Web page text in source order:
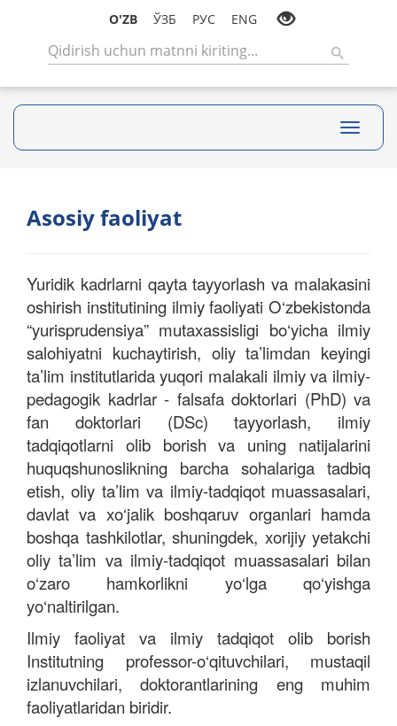
O'ZB ЎЗБ РУС ENG
Toggle
Asosiy faoliyat
Yuridik kadrlarni qayta tayyorlash va malakasini
oshirish institutining ilmiy faoliyati O‘zbekistonda
“yurisprudensiya” mutaxassisligi bo‘yicha ilmiy
salohiyatni kuchaytirish, oliy ta’limdan keyingi
ta’lim institutlarida yuqori malakali ilmiy va ilmiy-
pedagogik kadrlar - falsafa doktorlari (PhD) va
fan doktorlari (DSc) tayyorlash, ilmiy
tadqiqotlarni olib borish va uning natijalarini
huquqshunoslikning barcha sohalariga tadbiq
etish, oliy ta’lim va ilmiy-tadqiqot muassasalari,
davlat va xo‘jalik boshqaruv organlari hamda
boshqa tashkilotlar, shuningdek, xorijiy yetakchi
oliy ta’lim va ilmiy-tadqiqot muassasalari bilan
o‘zaro hamkorlikni yo‘lga qo‘yishga
yo‘naltirilgan.
Ilmiy faoliyat va ilmiy tadqiqot olib borish
Institutning professor-o‘qituvchilari, mustaqil
izlanuvchilari, doktorantlarining eng muhim
faoliyatlaridan biridir.